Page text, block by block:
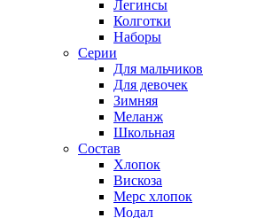
Легинсы
Колготки
Наборы
Серии
Для мальчиков
Для девочек
Зимняя
Меланж
Школьная
Состав
Хлопок
Вискоза
Мерс хлопок
Модал